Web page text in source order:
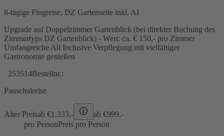
8-tägige Flugreise, DZ Gartenseite inkl. AI
Upgrade auf Doppelzimmer Gartenblick (bei direkter Buchung des
Zimmertyps DZ Gartenblick) - Wert: ca. € 150,- pro Zimmer
Umfangreiche All Inclusive Verpflegung mit vielfältiger
Gastronomie genießen
253514Bestellnr.:
Pauschalreise
Alter Preisab €1.333,- ab €999,-
pro PersonPreis pro Person